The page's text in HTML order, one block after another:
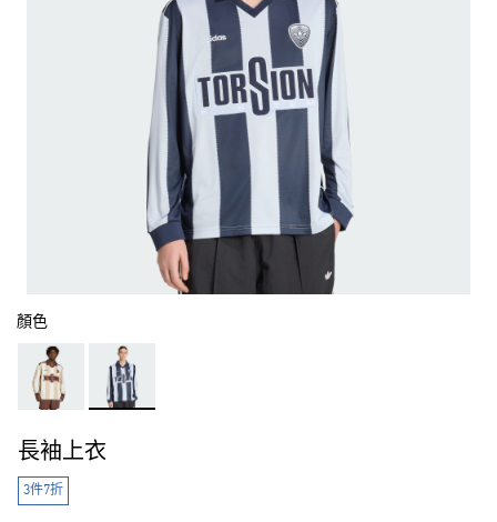
顏色
長袖上衣
3件7折